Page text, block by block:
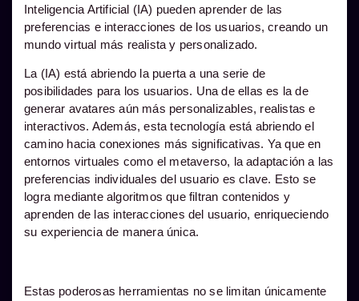
Inteligencia Artificial (IA) pueden aprender de las
preferencias e interacciones de los usuarios, creando un
mundo virtual más realista y personalizado.
La (IA) está abriendo la puerta a una serie de
posibilidades para los usuarios. Una de ellas es la de
generar avatares aún más personalizables, realistas e
interactivos. Además, esta tecnología está abriendo el
camino hacia conexiones más significativas. Ya que en
entornos virtuales como el metaverso, la adaptación a las
preferencias individuales del usuario es clave. Esto se
logra mediante algoritmos que filtran contenidos y
aprenden de las interacciones del usuario, enriqueciendo
su experiencia de manera única.
Estas poderosas herramientas no se limitan únicamente